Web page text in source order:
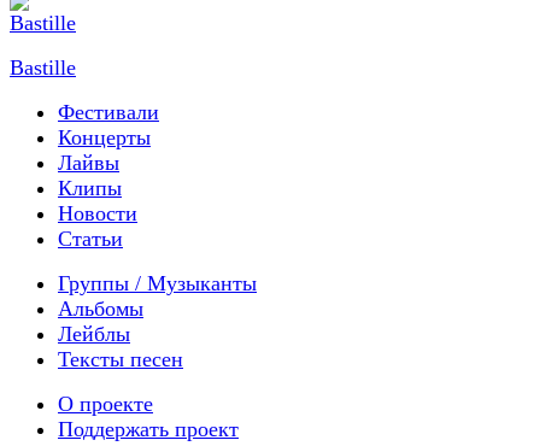
Bastille
Фестивали
Концерты
Лайвы
Клипы
Новости
Статьи
Группы / Музыканты
Альбомы
Лейблы
Тексты песен
О проекте
Поддержать проект